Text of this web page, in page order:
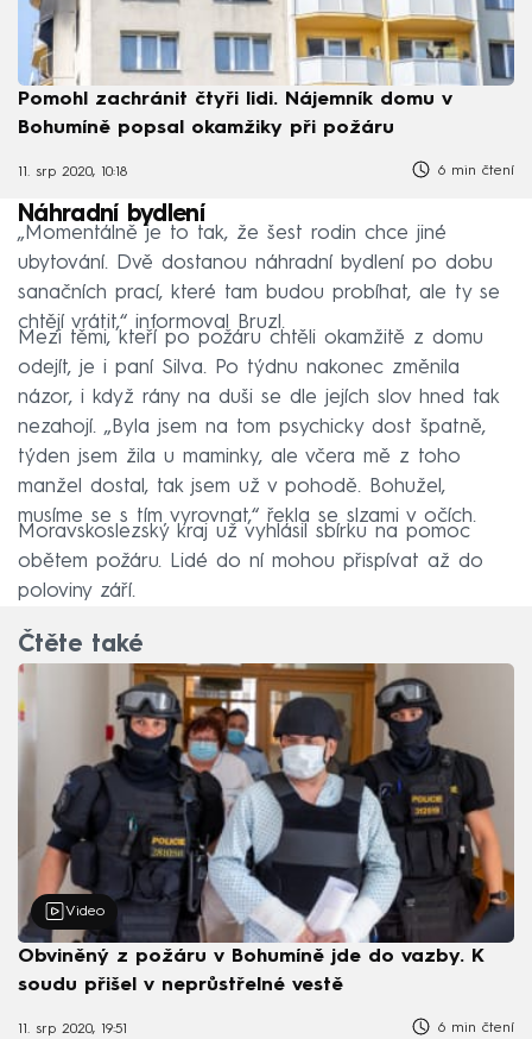
Pomohl zachránit čtyři lidi. Nájemník domu v
Bohumíně popsal okamžiky při požáru
11. srp 2020, 10:18 6 min čtení
Náhradní bydlení
„Momentálně je to tak, že šest rodin chce jiné
ubytování. Dvě dostanou náhradní bydlení po dobu
sanačních prací, které tam budou probíhat, ale ty se
chtějí vrátit,“ informoval Bruzl.
Mezi těmi, kteří po požáru chtěli okamžitě z domu
odejít, je i paní Silva. Po týdnu nakonec změnila
názor, i když rány na duši se dle jejích slov hned tak
nezahojí. „Byla jsem na tom psychicky dost špatně,
týden jsem žila u maminky, ale včera mě z toho
manžel dostal, tak jsem už v pohodě. Bohužel,
musíme se s tím vyrovnat,“ řekla se slzami v očích.
Moravskoslezský kraj už vyhlásil sbírku na pomoc
obětem požáru. Lidé do ní mohou přispívat až do
poloviny září.
Čtěte také
Video
Obviněný z požáru v Bohumíně jde do vazby. K
soudu přišel v neprůstřelné vestě
11. srp 2020, 19:51 6 min čtení